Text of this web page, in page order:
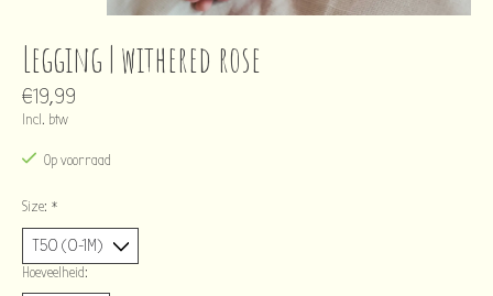
Legging | withered rose
€19,99
Incl. btw
Op voorraad
Size: *
Hoeveelheid: